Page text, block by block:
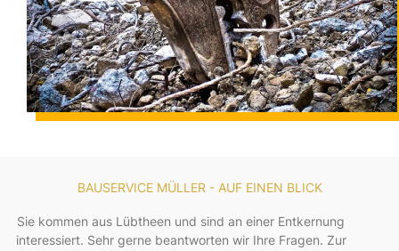
BAUSERVICE MÜLLER - AUF EINEN BLICK
Sie kommen aus Lübtheen und sind an einer Entkernung
interessiert. Sehr gerne beantworten wir Ihre Fragen. Zur